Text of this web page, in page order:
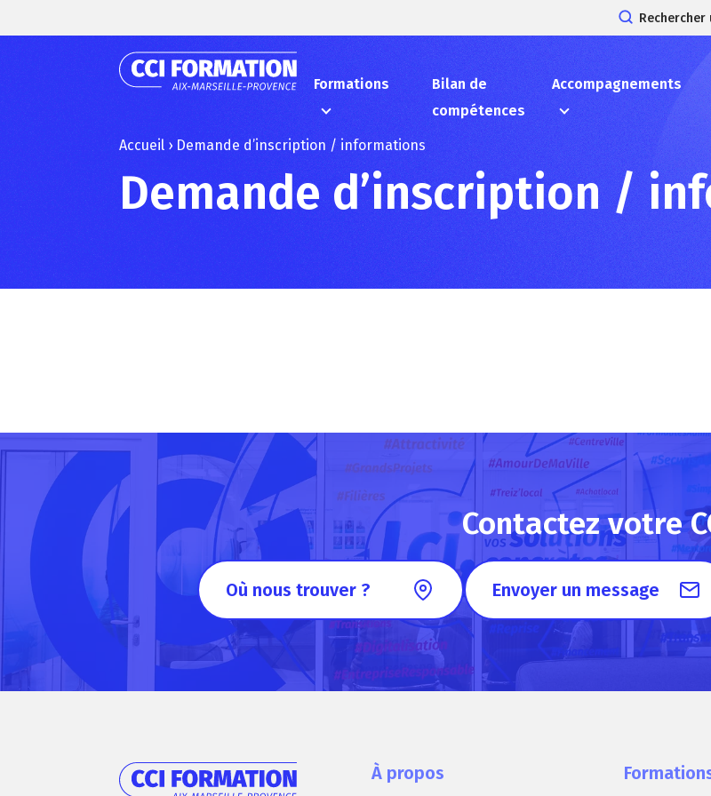
Formations
Bilan de
compétences
Accompagnements
Accueil › Demande d’inscription / informations
Demande d’inscription /
Contactez votre
Où nous trouver ? Envoyer un message
À propos